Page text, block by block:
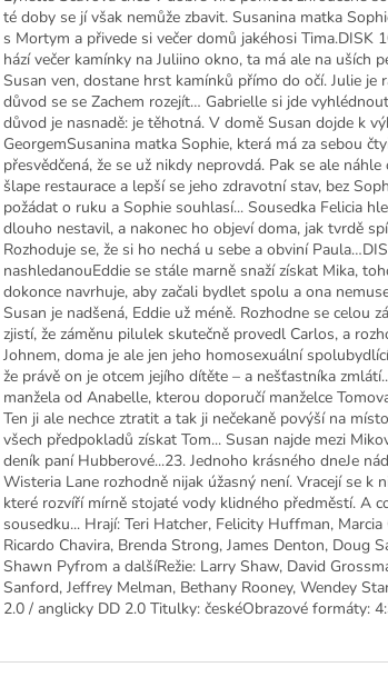
té doby se jí však nemůže zbavit. Susanina matka
s Mortym a přivede si večer domů jakéhosi Tima.DISK
hází večer kamínky na Juliino okno, ta má ale na uších
Susan ven, dostane hrst kamínků přímo do očí. Julie je
důvod se se Zachem rozejít… Gabrielle si jde
důvod je nasnadě: je těhotná. V domě Susan dojde k
GeorgemSusanina matka Sophie, která má za sebou
přesvědčená, že se už nikdy neprovdá. Pak se ale
šlape restaurace a lepší se jeho zdravotní stav, bez
požádat o ruku a Sophie souhlasí... Sousedka Felicia
dlouho nestavil, a nakonec ho objeví doma, jak tvrdě
Rozhoduje se, že si ho nechá u sebe a obviní
nashledanouEddie se stále marně snaží získat Mika,
dokonce navrhuje, aby začali bydlet spolu a ona
Susan je nadšená, Eddie už méně. Rozhodne se celou
zjistí, že záměnu pilulek skutečně provedl Carlos, a
Johnem, doma je ale jen jeho homosexuální
že právě on je otcem jejího dítěte – a nešťastníka
manžela od Anabelle, kterou doporučí manželce
Ten ji ale nechce ztratit a tak ji nečekaně povýší na
všech předpokladů získat Tom... Susan najde mezi
deník paní Hubberové...23. Jednoho krásného dneJe
Wisteria Lane rozhodně nijak úžasný není. Vracejí se k
které rozvíří mírně stojaté vody klidného předměstí. A
sousedku... Hrají: Teri Hatcher, Felicity Huffman,
Ricardo Chavira, Brenda Strong, James Denton, Doug
Shawn Pyfrom a dalšíRežie: Larry Shaw, David
Sanford, Jeffrey Melman, Bethany Rooney, Wendey
2.0 / anglicky DD 2.0 Titulky: českéObrazové formáty: